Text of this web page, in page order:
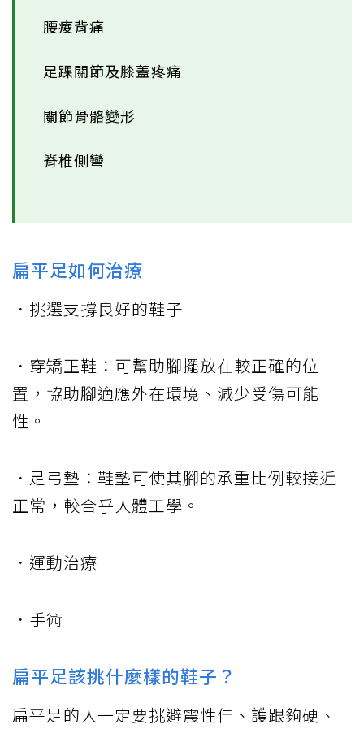
腰痠背痛
足踝關節及膝蓋疼痛
關節骨骼變形
脊椎側彎
扁平足如何治療
．挑選支撐良好的鞋子
．穿矯正鞋：可幫助腳擺放在較正確的位
置，協助腳適應外在環境、減少受傷可能
性。
．足弓墊：鞋墊可使其腳的承重比例較接近
正常，較合乎人體工學。
．運動治療
．手術
扁平足該挑什麼樣的鞋子？
扁平足的人一定要挑避震性佳、護跟夠硬、